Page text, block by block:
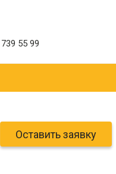
55 99
Оставить заявку